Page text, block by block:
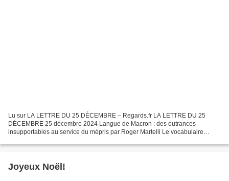
Lu sur LA LETTRE DU 25 DÉCEMBRE – Regards.fr LA LETTRE DU 25
DÉCEMBRE 25 décembre 2024 Langue de Macron : des outrances
insupportables au service du mépris par Roger Martelli Le vocabulaire
Joyeux Noël!